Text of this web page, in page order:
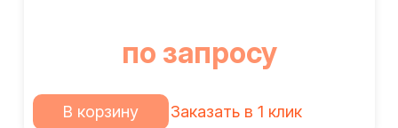
по запросу
В корзину Заказать в 1 клик